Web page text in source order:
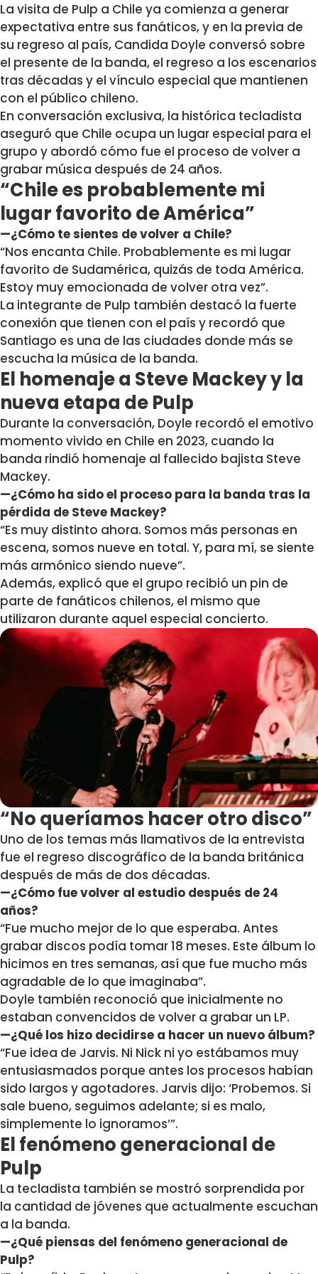
La visita de Pulp a Chile ya comienza a generar
expectativa entre sus fanáticos, y en la previa de
su regreso al país, Candida Doyle conversó sobre
el presente de la banda, el regreso a los escenarios
tras décadas y el vínculo especial que mantienen
con el público chileno.
En conversación exclusiva, la histórica tecladista
aseguró que Chile ocupa un lugar especial para el
grupo y abordó cómo fue el proceso de volver a
grabar música después de 24 años.
“Chile es probablemente mi
lugar favorito de América”
—¿Cómo te sientes de volver a Chile?
“Nos encanta Chile. Probablemente es mi lugar
favorito de Sudamérica, quizás de toda América.
Estoy muy emocionada de volver otra vez”.
La integrante de Pulp también destacó la fuerte
conexión que tienen con el país y recordó que
Santiago es una de las ciudades donde más se
escucha la música de la banda.
El homenaje a Steve Mackey y la
nueva etapa de Pulp
Durante la conversación, Doyle recordó el emotivo
momento vivido en Chile en 2023, cuando la
banda rindió homenaje al fallecido bajista Steve
Mackey.
—¿Cómo ha sido el proceso para la banda tras la
pérdida de Steve Mackey?
“Es muy distinto ahora. Somos más personas en
escena, somos nueve en total. Y, para mí, se siente
más armónico siendo nueve”.
Además, explicó que el grupo recibió un pin de
parte de fanáticos chilenos, el mismo que
utilizaron durante aquel especial concierto.
“No queríamos hacer otro disco”
Uno de los temas más llamativos de la entrevista
fue el regreso discográfico de la banda británica
después de más de dos décadas.
—¿Cómo fue volver al estudio después de 24
años?
“Fue mucho mejor de lo que esperaba. Antes
grabar discos podía tomar 18 meses. Este álbum lo
hicimos en tres semanas, así que fue mucho más
agradable de lo que imaginaba”.
Doyle también reconoció que inicialmente no
estaban convencidos de volver a grabar un LP.
—¿Qué los hizo decidirse a hacer un nuevo álbum?
“Fue idea de Jarvis. Ni Nick ni yo estábamos muy
entusiasmados porque antes los procesos habían
sido largos y agotadores. Jarvis dijo: ‘Probemos. Si
sale bueno, seguimos adelante; si es malo,
simplemente lo ignoramos’”.
El fenómeno generacional de
Pulp
La tecladista también se mostró sorprendida por
la cantidad de jóvenes que actualmente escuchan
a la banda.
—¿Qué piensas del fenómeno generacional de
Pulp?